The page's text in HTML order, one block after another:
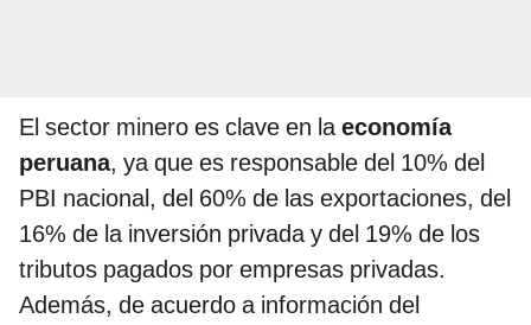
El sector minero es clave en laeconomía
peruana, ya que es responsable del 10% del
PBI nacional, del 60% de las exportaciones, del
16% de la inversión privada y del 19% de los
tributos pagados por empresas privadas.
Además, de acuerdo a información del